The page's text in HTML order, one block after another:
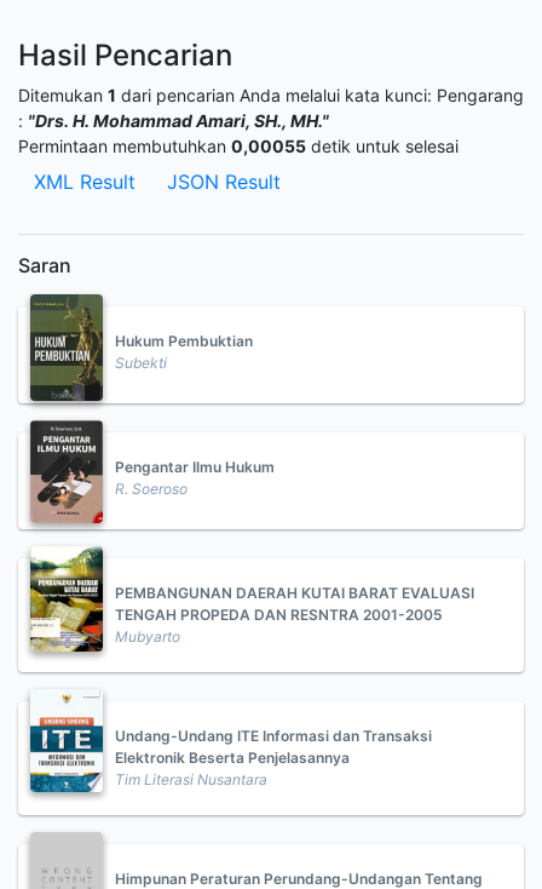
Hasil Pencarian
Ditemukan 1 dari pencarian Anda melalui kata kunci: Pengarang
: "Drs. H. Mohammad Amari, SH., MH."
Permintaan membutuhkan 0,00055 detik untuk selesai
XML Result JSON Result
Saran
Hukum Pembuktian
Subekti
Pengantar Ilmu Hukum
R. Soeroso
PEMBANGUNAN DAERAH KUTAI BARAT EVALUASI
TENGAH PROPEDA DAN RESNTRA 2001-2005
Mubyarto
Undang-Undang ITE Informasi dan Transaksi
Elektronik Beserta Penjelasannya
Tim Literasi Nusantara
Himpunan Peraturan Perundang-Undangan Tentang